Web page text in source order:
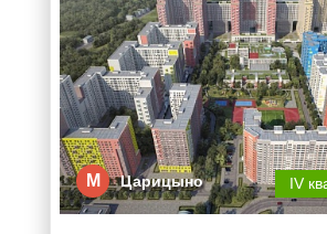
М Царицыно IV